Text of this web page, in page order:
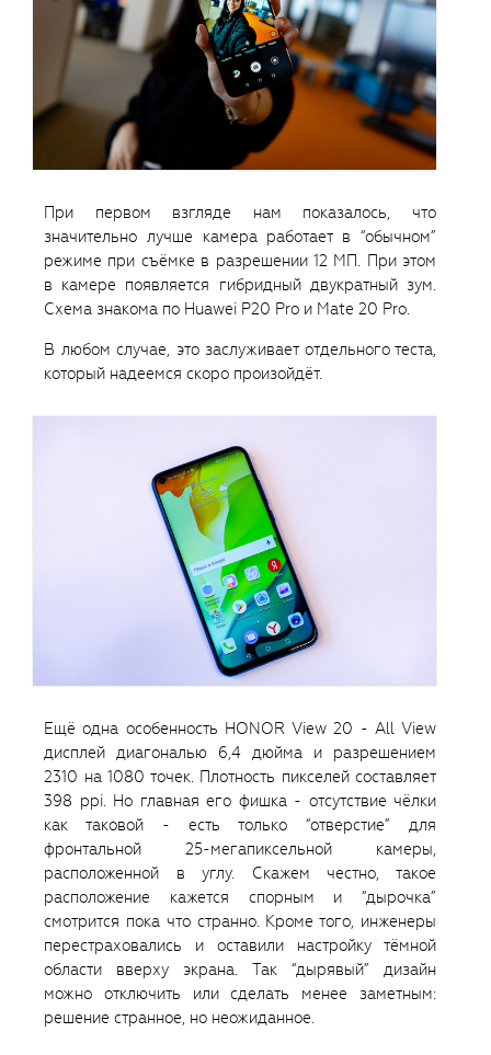
При первом взгляде нам показалось, что
значительно лучше камера работает в “обычном”
режиме при съёмке в разрешении 12 МП. При этом
в камере появляется гибридный двукратный зум.
Схема знакома по Huawei P20 Pro и Mate 20 Pro.
В любом случае, это заслуживает отдельного теста,
который надеемся скоро произойдёт.
Ещё одна особенность HONOR View 20 - All View
дисплей диагональю 6,4 дюйма и разрешением
2310 на 1080 точек. Плотность пикселей составляет
398 ppi. Но главная его фишка - отсутствие чёлки
как таковой - есть только “отверстие” для
фронтальной 25-мегапиксельной камеры,
расположенной в углу. Скажем честно, такое
расположение кажется спорным и “дырочка”
смотрится пока что странно. Кроме того, инженеры
перестраховались и оставили настройку тёмной
области вверху экрана. Так “дырявый” дизайн
можно отключить или сделать менее заметным:
решение странное, но неожиданное.